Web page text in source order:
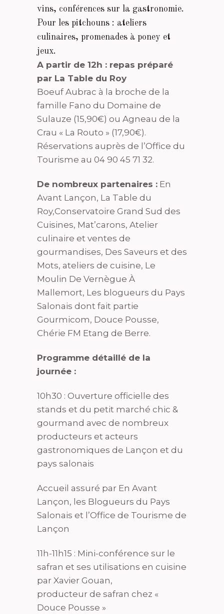
vins, conférences sur la gastronomie.
Pour les pitchouns : ateliers
culinaires, promenades à poney et
jeux.
A partir de 12h : repas préparé
par La Table du Roy
Boeuf Aubrac à la broche de la
famille Fano du Domaine de
Sulauze (15,90€) ou Agneau de la
Crau « La Routo » (17,90€).
Réservations auprès de l’Office du
Tourisme au 04 90 45 71 32.
De nombreux partenaires : En
Avant Lançon, La Table du
Roy,Conservatoire Grand Sud des
Cuisines, Mat’carons, Atelier
culinaire et ventes de
gourmandises, Des Saveurs et des
Mots, ateliers de cuisine, Le
Moulin De Vernègue À
Mallemort, Les blogueurs du Pays
Salonais dont fait partie
Gourmicom, Douce Pousse,
Chérie FM Etang de Berre.
Programme détaillé de la
journée :
10h30 : Ouverture officielle des
stands et du petit marché chic &
gourmand avec de nombreux
producteurs et acteurs
gastronomiques de Lançon et du
pays salonais
Accueil assuré par En Avant
Lançon, les Blogueurs du Pays
Salonais et l’Office de Tourisme de
Lançon
11h-11h15 : Mini-conférence sur le
safran et ses utilisations en cuisine
par Xavier Gouan,
producteur de safran chez «
Douce Pousse »